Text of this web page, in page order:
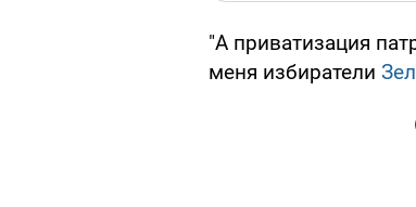
"А приватизация
меня избиратели